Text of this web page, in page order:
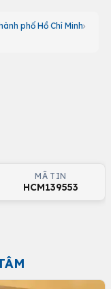
phố Hồ Chí Minh
MÃ TIN
HCM139553